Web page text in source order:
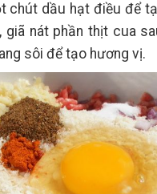
chút dầu hạt điều để
giã nát phần thịt cua
sôi để tạo hương vị.